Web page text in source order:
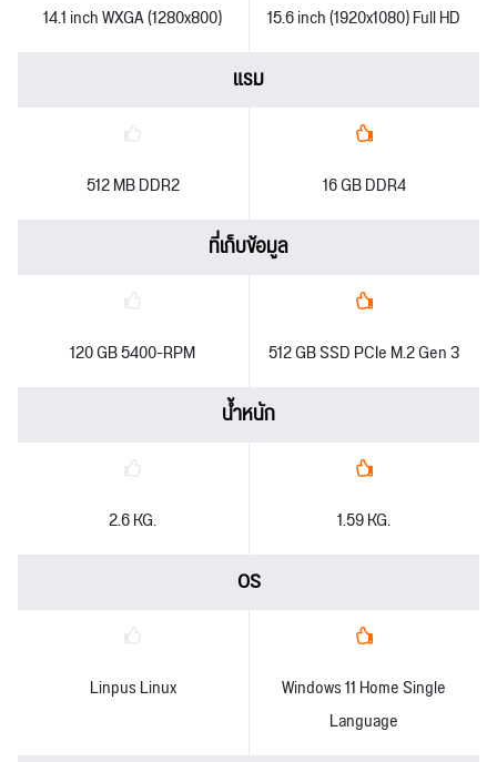
14.1 inch WXGA (1280x800) 15.6 inch (1920x1080) Full HD
แรม
512 MB DDR2 16 GB DDR4
ที่เก็บข้อมูล
120 GB 5400-RPM 512 GB SSD PCIe M.2 Gen 3
น้ำหนัก
2.6 KG. 1.59 KG.
OS
Linpus Linux
Windows 11 Home Single
Language